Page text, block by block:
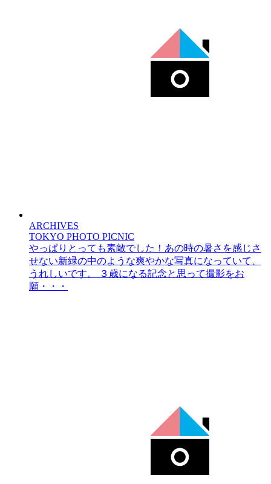
ARCHIVES
TOKYO PHOTO PICNIC
やっぱりとっても素敵でした！あの時の暑さを感じさ
せない新緑の中のような爽やかな写真になっていて、
うれしいです。 ３歳になる記念と思って撮影をお
願・・・